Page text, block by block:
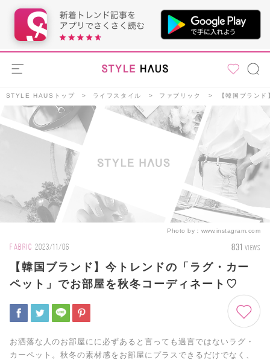
STYLE HAUSトップ ライフスタイル ファブリック 【韓国ブラン
Photo by： www.instagram.com
FABRIC 2023/11/06 831 VIEWS
【韓国ブランド】今トレンドの「ラグ・カー
ペット」でお部屋を秋冬コーディネート♡
お洒落な人のお部屋にに必ずあると言っても過言ではないラグ・
カーペット。秋冬の素材感をお部屋にプラスできるだけでなく、